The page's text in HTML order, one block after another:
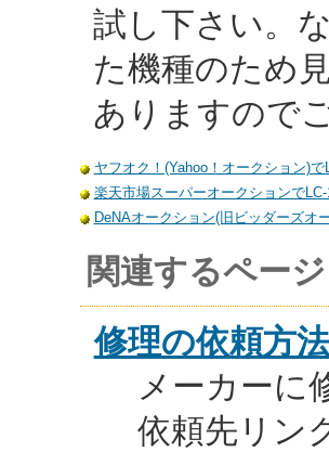
試し下さい。
た機種のため
ありますので
ヤフオク！(Yahoo！オークション)で
楽天市場スーパーオークションで
DeNAオークション(旧ビッダーズオ
関連するページ
修理の依頼方法
メーカーに
依頼先リン